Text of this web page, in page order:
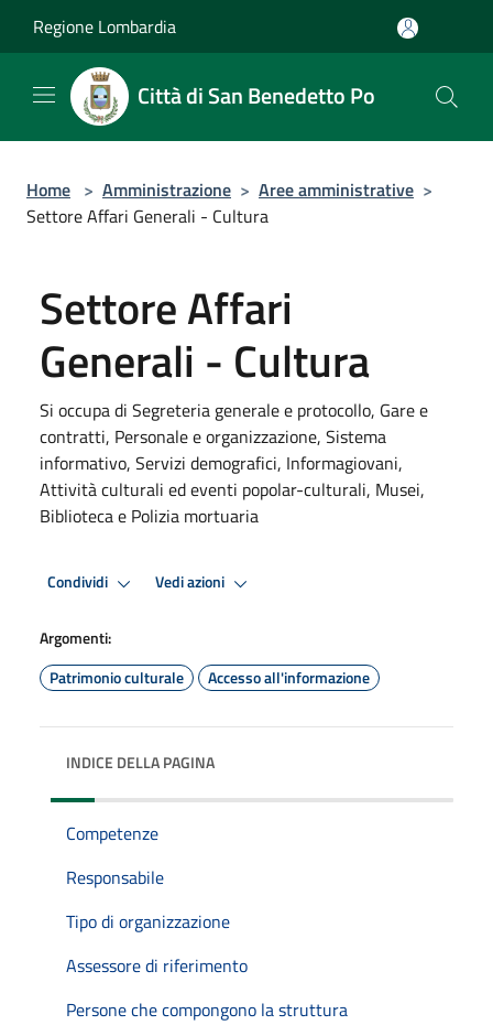
Regione Lombardia
Città di San Benedetto Po
Home > Amministrazione > Aree amministrative >
Settore Affari Generali - Cultura
Settore Affari
Generali - Cultura
Si occupa di Segreteria generale e protocollo, Gare e
contratti, Personale e organizzazione, Sistema
informativo, Servizi demografici, Informagiovani,
Attività culturali ed eventi popolar-culturali, Musei,
Biblioteca e Polizia mortuaria
Condividi Vedi azioni
Argomenti:
Patrimonio culturale
Accesso all'informazione
INDICE DELLA PAGINA
Competenze
Responsabile
Tipo di organizzazione
Assessore di riferimento
Persone che compongono la struttura